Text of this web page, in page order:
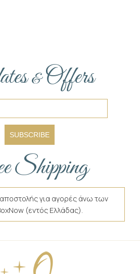
&Offers
SUBSCRIBE
Shipping
για αγορές άνω των
(εντός Ελλάδας).